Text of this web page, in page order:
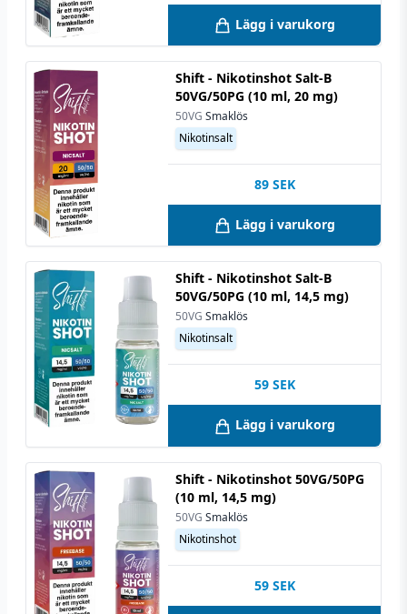
Lägg i varukorg
Shift - Nikotinshot Salt-B
50VG/50PG (10 ml, 20 mg)
50VG Smaklös
Nikotinsalt
89 SEK
Lägg i varukorg
Shift - Nikotinshot Salt-B
50VG/50PG (10 ml, 14,5 mg)
50VG Smaklös
Nikotinsalt
59 SEK
Lägg i varukorg
Shift - Nikotinshot 50VG/50PG
(10 ml, 14,5 mg)
50VG Smaklös
Nikotinshot
59 SEK